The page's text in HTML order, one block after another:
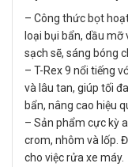
– Công thức bọt
loại bụi bẩn, dầu
sạch sẽ, sáng bóng
– T-Rex 9 nổi tiếng
và lâu tan, giúp tối
bẩn, nâng cao hiệu
– Sản phẩm cực kỳ
crom, nhôm và lốp.
cho việc rửa xe máy.